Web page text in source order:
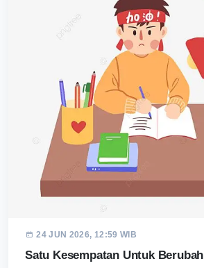
24 JUN 2026, 12:59 WIB
Satu Kesempatan Untuk Berubah